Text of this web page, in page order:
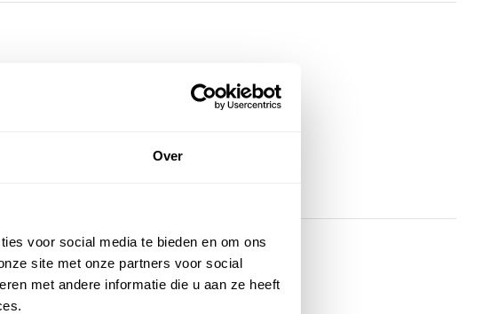
Over
voor social media te bieden en om ons
site met onze partners voor social
met andere informatie die u aan ze heeft